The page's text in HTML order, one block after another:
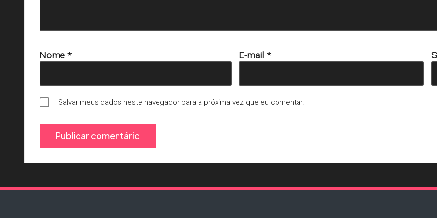
Nome * E-mail *
Salvar meus dados neste navegador para a próxima vez que eu comentar.